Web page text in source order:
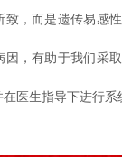
致，而是遗传易感
因，有助于我们采
医生指导下进行